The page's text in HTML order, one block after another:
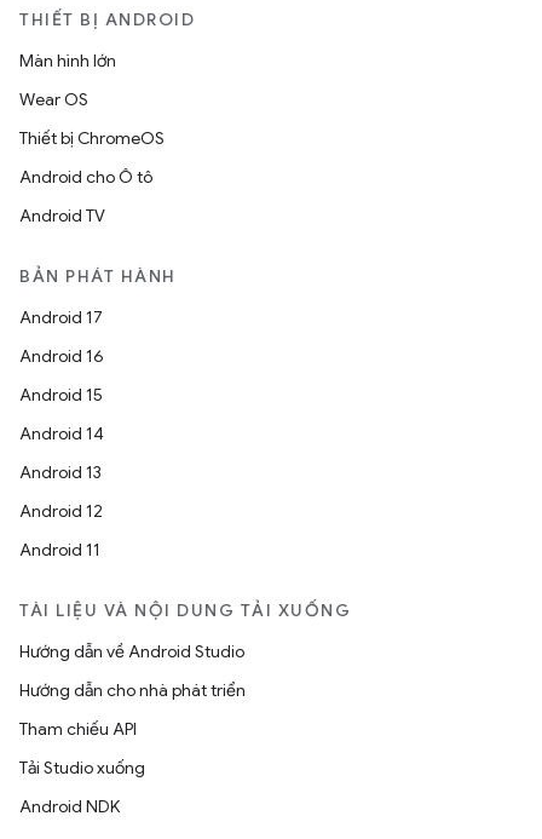
THIẾT BỊ ANDROID
Màn hình lớn
Wear OS
Thiết bị ChromeOS
Android cho Ô tô
Android TV
BẢN PHÁT HÀNH
Android 17
Android 16
Android 15
Android 14
Android 13
Android 12
Android 11
TÀI LIỆU VÀ NỘI DUNG TẢI XUỐNG
Hướng dẫn về Android Studio
Hướng dẫn cho nhà phát triển
Tham chiếu API
Tải Studio xuống
Android NDK